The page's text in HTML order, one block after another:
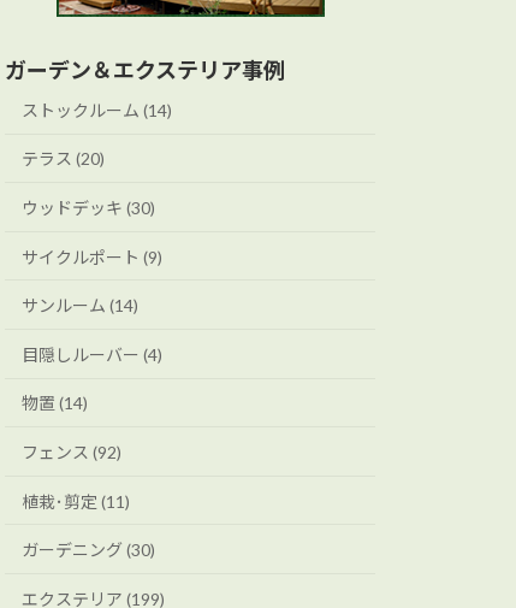
ガーデン＆エクステリア事例
ストックルーム (14)
テラス (20)
ウッドデッキ (30)
サイクルポート (9)
サンルーム (14)
目隠しルーバー (4)
物置 (14)
フェンス (92)
植栽･剪定 (11)
ガーデニング (30)
エクステリア (199)